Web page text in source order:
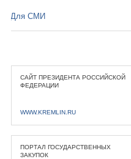
Для СМИ
САЙТ ПРЕЗИДЕНТА РОССИЙСКОЙ
ФЕДЕРАЦИИ
WWW.KREMLIN.RU
ПОРТАЛ ГОСУДАРСТВЕННЫХ
ЗАКУПОК